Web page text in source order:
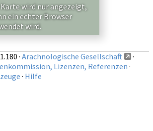
beschränkte Nachweise anzeigen
Karte wird nur angezeigt,
ein echter Browser
wird.
· Arachnologische Gesellschaft
·
Lizenzen, Referenzen ·
· Hilfe